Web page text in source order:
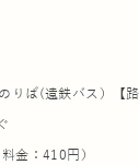
りば(遠鉄バス）【
金：410円）